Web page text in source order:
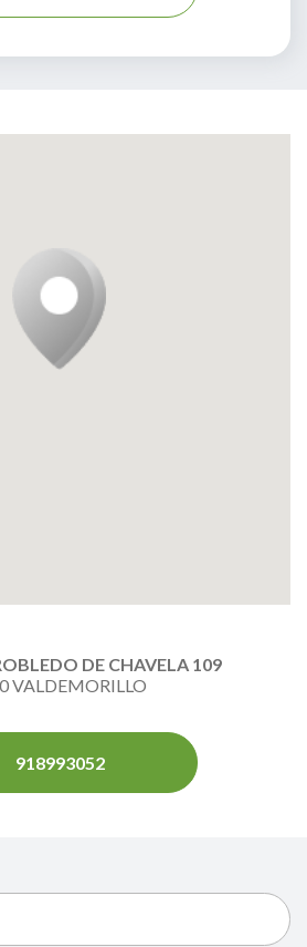
DE CHAVELA 109
VALDEMORILLO
918993052